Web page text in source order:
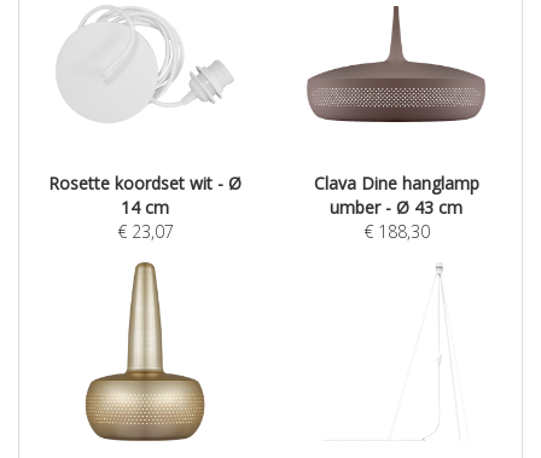
Rosette koordset wit - Ø
14 cm
€ 23,07
Clava Dine hanglamp
umber - Ø 43 cm
€ 188,30